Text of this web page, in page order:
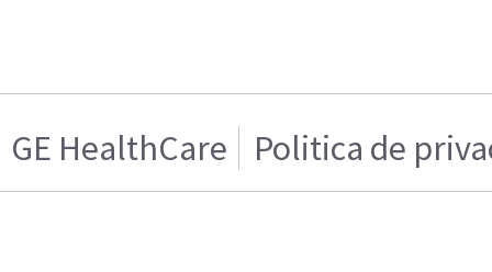
GE HealthCare Politica de